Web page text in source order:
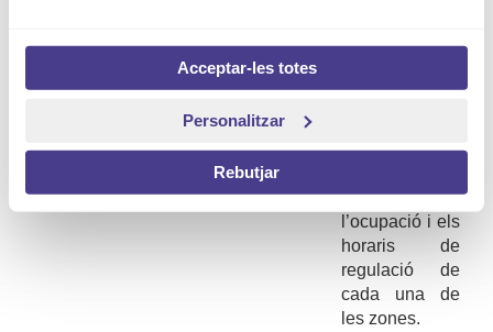
Acceptar-les totes
Personalitzar
Rebutjar
geolocalització.
previsió de
l’ocupació i els
horaris de
regulació de
cada una de
les zones.